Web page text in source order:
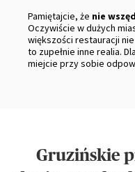
Pamiętajcie, że nie
Oczywiście w dużych
większości restauracji
to zupełnie inne realia.
miejcie przy sobie
Gruzińskie